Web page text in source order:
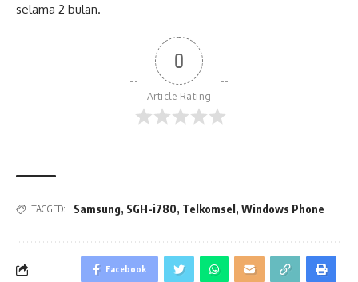
selama 2 bulan.
0
Article Rating
TAGGED: Samsung, SGH-i780, Telkomsel , Windows Phone
Facebook